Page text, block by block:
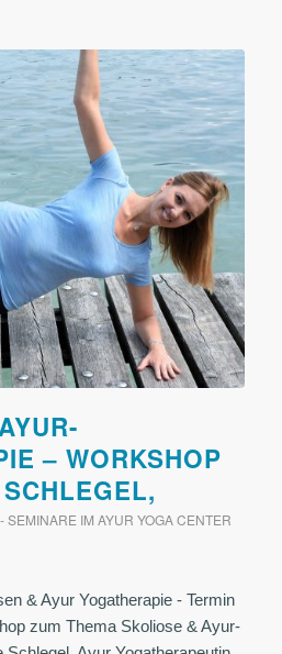
– WORKSHOP
SEMINARE IM AYUR YOGA CENTER
& Ayur Yogatherapie - Termin
zum Thema Skoliose & Ayur-